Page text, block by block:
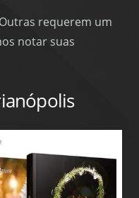
requerem um
notar suas